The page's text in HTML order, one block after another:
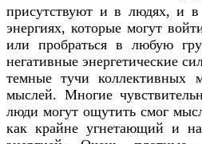
присутствуют и в людях, и в
энергиях, которые могут
или пробраться в любую
негативные энергетические
темные тучи коллективных
мыслей. Многие
люди могут ощутить смог
как крайне угнетающий и